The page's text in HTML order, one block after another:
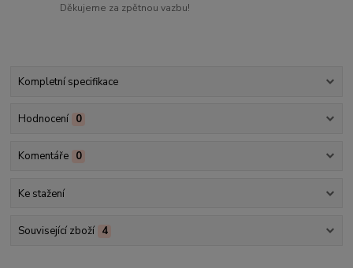
Děkujeme za zpětnou vazbu!
Kompletní specifikace
Hodnocení 0
Komentáře 0
Ke stažení
Související zboží 4